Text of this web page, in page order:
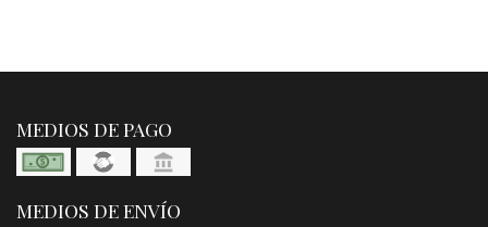
MEDIOS DE PAGO
MEDIOS DE ENVÍO